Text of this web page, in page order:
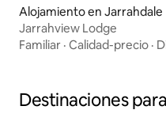
Alojamiento en Jarrahdale
Jarrahview Lodge
Familiar · Calidad-precio ·
Destinaciones